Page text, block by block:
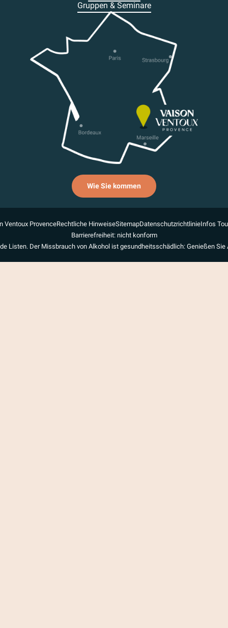
Gruppen & Seminare
Wie Sie kommen
Ventoux ProvenceRechtliche HinweiseSitemapDatenschutzrichtlinieInfos
Barrierefreiheit: nicht konform
Listen. Der Missbrauch von Alkohol ist gesundheitsschädlich: Genießen Sie